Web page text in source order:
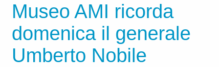
Museo AMI ricorda
domenica il generale
Umberto Nobile